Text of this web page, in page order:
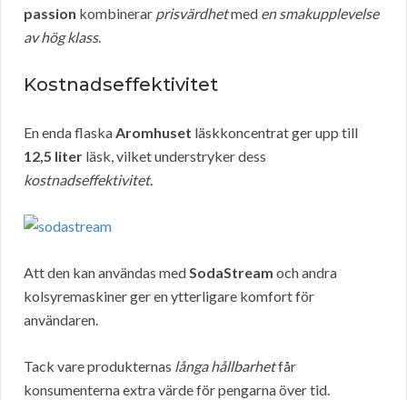
passion kombinerar prisvärdhetmed en smakupplevelse
av hög klass.
Kostnadseffektivitet
En enda flaskaAromhuset läskkoncentrat ger upp till
12,5 liter läsk, vilket understryker dess
kostnadseffektivitet.
Att den kan användas medSodaStream och andra
kolsyremaskiner ger en ytterligare komfort för
användaren.
Tack vare produkternas långa hållbarhetfår
konsumenterna extra värde för pengarna över tid.